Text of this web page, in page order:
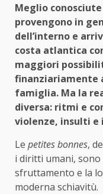
Meglio
provengono in
dell’interno e
costa atlantica
maggiori
finanziariamente
famiglia. Ma la
diversa: ritmi e
violenze, insulti e
Le petites bonnes,
i diritti umani,
sfruttamento e la
moderna schiavitù.